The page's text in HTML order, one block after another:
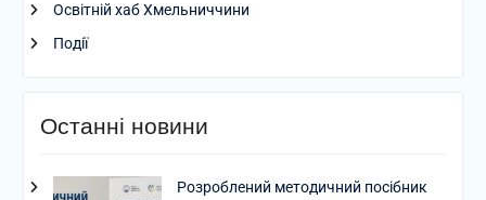
Освітній хаб Хмельниччини
Події
Останні новини
Розроблений методичний посібник